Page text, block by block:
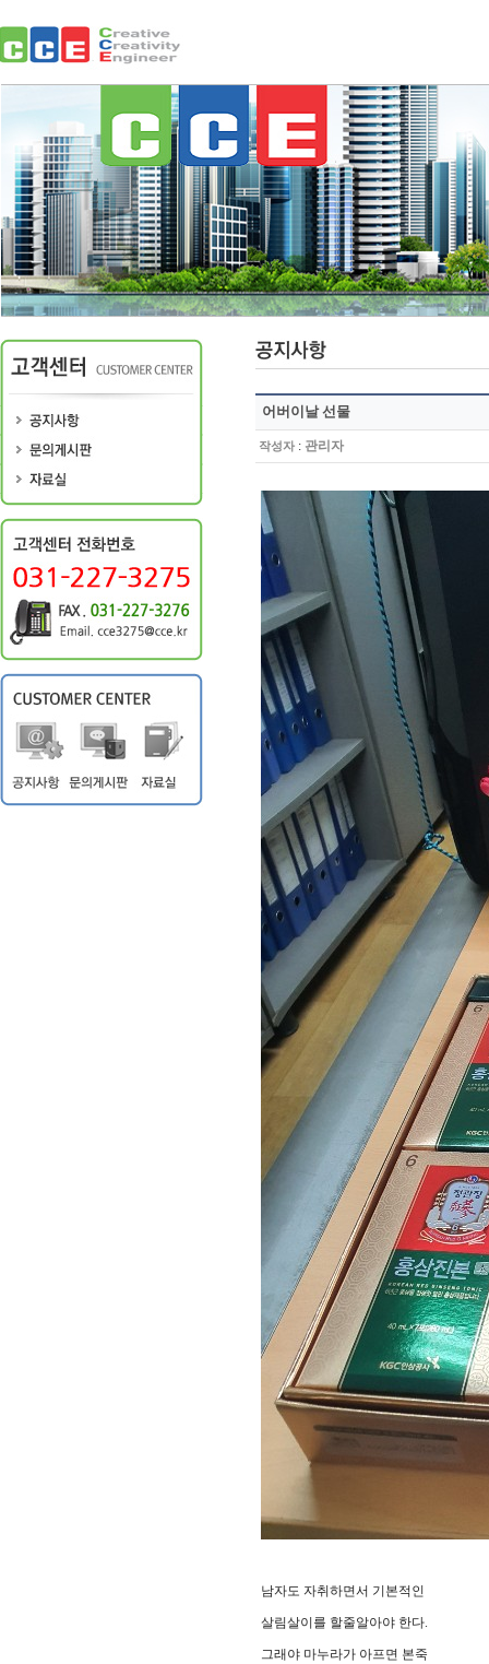
어버이날 선물
작성자 : 관리자
남자도 자취하면서 기본적인
살림살이를 할줄알아야 한다.
그래야 마누라가 아프면 본죽